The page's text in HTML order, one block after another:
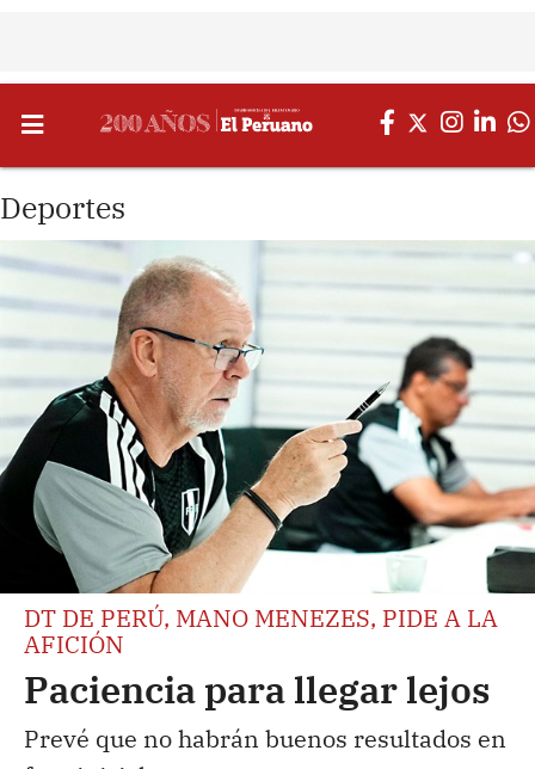
Deportes
DT DE PERÚ, MANO MENEZES, PIDE A LA
AFICIÓN
Paciencia para llegar lejos
Prevé que no habrán buenos resultados en